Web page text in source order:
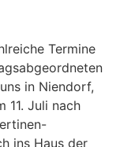
Termine
in Niendorf,
11. Juli nach
ins Haus der